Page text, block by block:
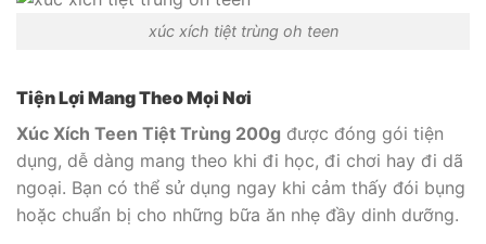
xúc xích tiệt trùng oh teen
Tiện Lợi Mang Theo Mọi Nơi
Xúc Xích Teen Tiệt Trùng 200g được đóng gói tiện
dụng, dễ dàng mang theo khi đi học, đi chơi hay đi dã
ngoại. Bạn có thể sử dụng ngay khi cảm thấy đói bụng
hoặc chuẩn bị cho những bữa ăn nhẹ đầy dinh dưỡng.